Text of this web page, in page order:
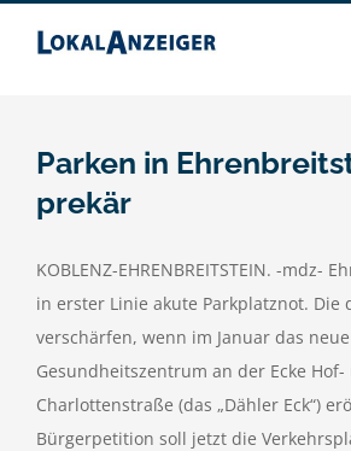
Inhalt
Parken in
prekär
KOBLENZ-EHRENBREITSTEIN. -mdz-
in erster Linie akute Parkplatznot. Die
verschärfen, wenn im Januar das neue
Gesundheitszentrum an der Ecke Hof-
Charlottenstraße (das „Dähler Eck“)
Bürgerpetition soll jetzt die